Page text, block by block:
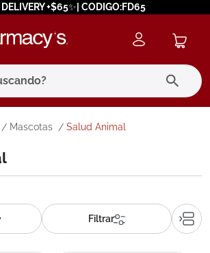
DELIVERY +$65✨| CODIGO:FD65
Mascotas Salud Animal
buscados